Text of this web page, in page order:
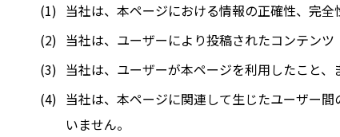
当社は、本ページにおける情報の正確性、完全
当社は、ユーザーにより投稿されたコンテン
当社は、ユーザーが本ページを利用したこと
当社は、本ページに関連して生じたユーザー
いません。